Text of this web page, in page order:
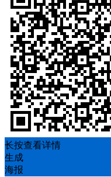
长按查看详情
生成
海报